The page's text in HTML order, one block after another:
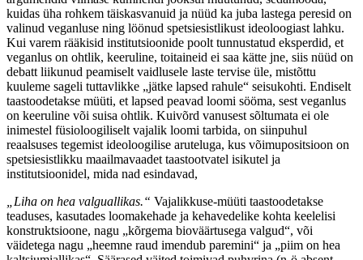
kuidas üha rohkem täiskasvanuid ja nüüd ka juba lastega peresid on
valinud veganluse ning löönud spetsiesistlikust ideoloogiast lahku.
Kui varem rääkisid institutsioonide poolt tunnustatud eksperdid, et
veganlus on ohtlik, keeruline, toitaineid ei saa kätte jne, siis nüüd on
debatt liikunud peamiselt vaidlusele laste tervise üle, mistõttu
kuuleme sageli tuttavlikke „jätke lapsed rahule“ seisukohti. Endiselt
taastoodetakse müüti, et lapsed peavad loomi sööma, sest veganlus
on keeruline või suisa ohtlik. Kuivõrd vanusest sõltumata ei ole
inimestel füsioloogiliselt vajalik loomi tarbida, on siinpuhul
reaalsuses tegemist ideoloogilise aruteluga, kus võimupositsioon on
spetsiesistlikku maailmavaadet taastootvatel isikutel ja
institutsioonidel, mida nad esindavad,
„Liha on hea valguallikas.“ Vajalikkuse-müüti taastoodetakse
teaduses, kasutades loomakehade ja kehavedelike kohta keelelisi
konstruktsioone, nagu „kõrgema bioväärtusega valgud“, või
väidetega nagu „heemne raud imendub paremini“ ja „piim on hea